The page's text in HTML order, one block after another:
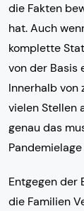
die Fakten
hat. Auch
komplette
von der Basis
Innerhalb von
vielen Stellen
genau das
Entgegen der
die Familien